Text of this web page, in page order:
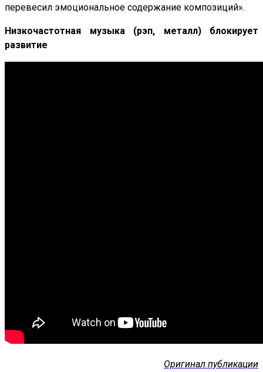
перевесил эмоциональное содержание композиций».
Низкочастотная музыка (рэп, металл) блокирует
развитие
Оригинал публикации